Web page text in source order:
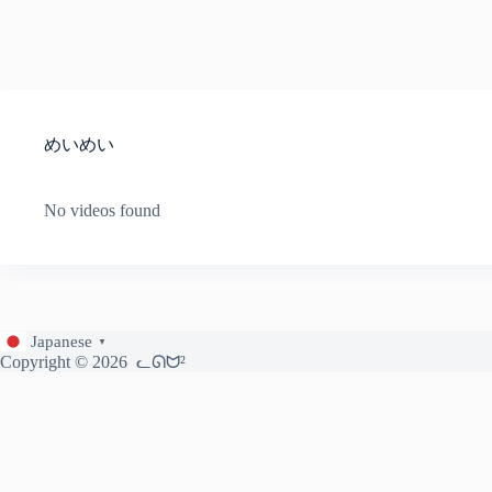
めいめい
No videos found
Japanese ▼
Copyright © 2026 ᓚᘏᗢ²